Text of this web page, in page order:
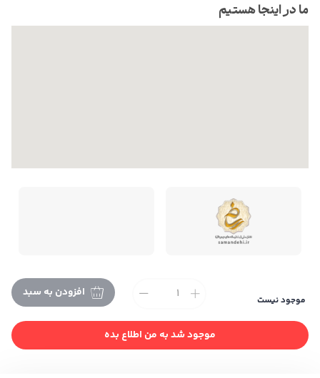
موجود نیست
افزودن به سبد
موجود شد به من اطلاع بده
ما در اینجا هستیم
تمام حقوق این فروشگاه متعلق به می باشد. |طراحی و
توسعه ایندکس